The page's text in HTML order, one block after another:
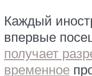
Каждый
впервые
получает
временное